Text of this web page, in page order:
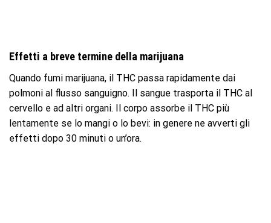
Effetti a breve termine della marijuana
Quando fumi marijuana, il THC passa rapidamente dai
polmoni al flusso sanguigno. Il sangue trasporta il THC al
cervello e ad altri organi. Il corpo assorbe il THC più
lentamente se lo mangi o lo bevi: in genere ne avverti gli
effetti dopo 30 minuti o un’ora.